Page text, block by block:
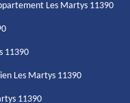
Les Martys 11390
11390
Les Martys 11390
11390